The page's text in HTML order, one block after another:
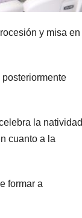
y misa en
la natividad
cuanto a la
formar a